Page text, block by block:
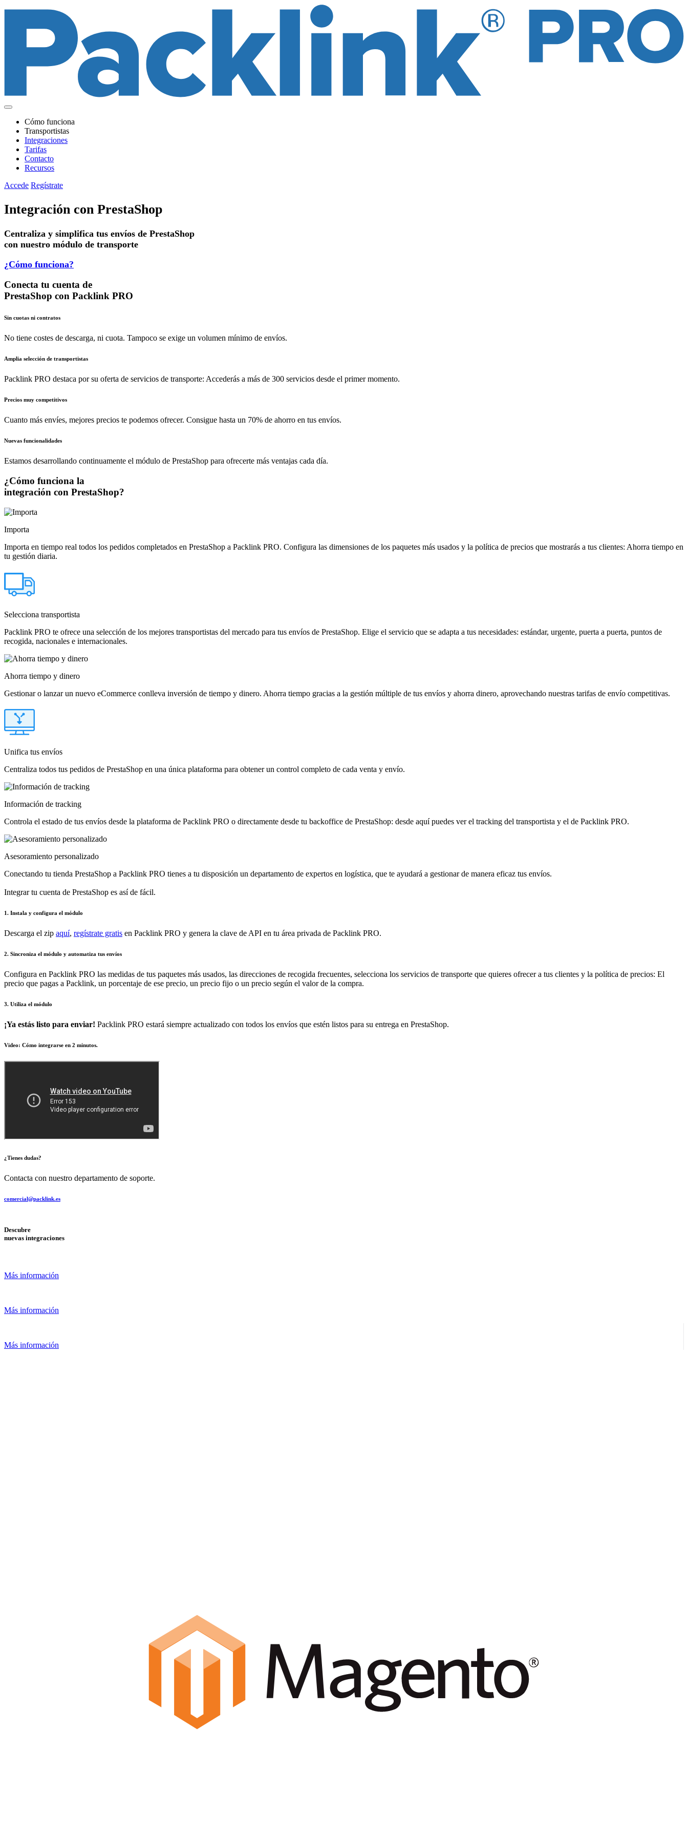
Cómo funciona
Transportistas
Integraciones
Tarifas
Contacto
Recursos
Accede Regístrate
Integración con PrestaShop
Centraliza y simplifica tus envíos de PrestaShop
con nuestro módulo de transporte
¿Cómo funciona?
Conecta tu cuenta de
PrestaShop con Packlink PRO
Sin cuotas ni contratos
No tiene costes de descarga, ni cuota. Tampoco se exige un volumen mínimo de envíos.
Amplia selección de transportistas
Packlink PRO destaca por su oferta de servicios de transporte: Accederás a más de 300 servicios desde el primer momento.
Precios muy competitivos
Cuanto más envíes, mejores precios te podemos ofrecer. Consigue hasta un 70% de ahorro en tus envíos.
Nuevas funcionalidades
Estamos desarrollando continuamente el módulo de PrestaShop para ofrecerte más ventajas cada día.
¿Cómo funciona la
integración con PrestaShop?
Importa
Importa en tiempo real todos los pedidos completados en PrestaShop a Packlink PRO. Configura las dimensiones de los paquetes más usados y la política de precios que mostrarás a tus clientes: Ahorra tiempo en
tu gestión diaria.
Selecciona transportista
Packlink PRO te ofrece una selección de los mejores transportistas del mercado para tus envíos de PrestaShop. Elige el servicio que se adapta a tus necesidades: estándar, urgente, puerta a puerta, puntos de
recogida, nacionales e internacionales.
Ahorra tiempo y dinero
Gestionar o lanzar un nuevo eCommerce conlleva inversión de tiempo y dinero. Ahorra tiempo gracias a la gestión múltiple de tus envíos y ahorra dinero, aprovechando nuestras tarifas de envío competitivas.
Unifica tus envíos
Centraliza todos tus pedidos de PrestaShop en una única plataforma para obtener un control completo de cada venta y envío.
Información de tracking
Controla el estado de tus envíos desde la plataforma de Packlink PRO o directamente desde tu backoffice de PrestaShop: desde aquí puedes ver el tracking del transportista y el de Packlink PRO.
Asesoramiento personalizado
Conectando tu tienda PrestaShop a Packlink PRO tienes a tu disposición un departamento de expertos en logística, que te ayudará a gestionar de manera eficaz tus envíos.
Integrar tu cuenta de PrestaShop es así de fácil.
1. Instala y configura el módulo
Descarga el zip aquí, regístrate gratis en Packlink PRO y genera la clave de API en tu área privada de Packlink PRO.
2. Sincroniza el módulo y automatiza tus envíos
Configura en Packlink PRO las medidas de tus paquetes más usados, las direcciones de recogida frecuentes, selecciona los servicios de transporte que quieres ofrecer a tus clientes y la política de precios: El
precio que pagas a Packlink, un porcentaje de ese precio, un precio fijo o un precio según el valor de la compra.
3. Utiliza el módulo
¡Ya estás listo para enviar! Packlink PRO estará siempre actualizado con todos los envíos que estén listos para su entrega en PrestaShop.
Video: Cómo integrarse en 2 minutos.
¿Tienes dudas?
Contacta con nuestro departamento de soporte.
comercial@packlink.es
Descubre
nuevas integraciones
Más información
Más información
Más información